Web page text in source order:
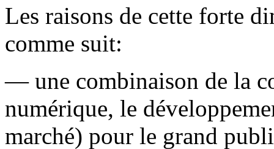
Les raisons de cette forte
comme suit:
— une combinaison de la
numérique, le
marché) pour le grand